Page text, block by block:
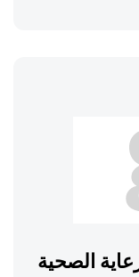
الصحية